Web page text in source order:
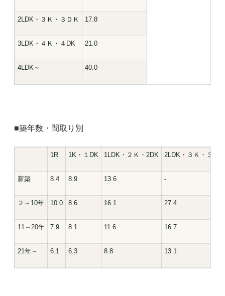
2LDK・３Ｋ・３ＤＫ 17.8
3LDK・４Ｋ・４DK 21.0
4LDK～ 40.0
■築年数・間取り別
1R 1K・１DK 1LDK・２Ｋ・2DK 2LDK・３Ｋ・３Ｄ
新築 8.4 8.9 13.6 -
２～10年 10.0 8.6 16.1 27.4
11～20年 7.9 8.1 11.6 16.7
21年～ 6.1 6.3 8.8 13.1